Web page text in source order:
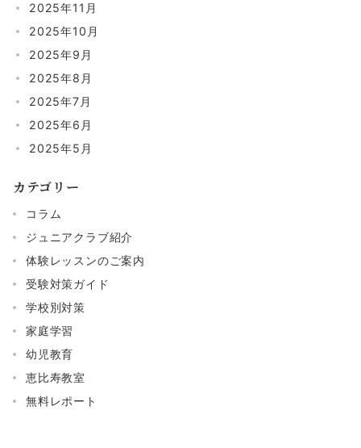
2025年11月
2025年10月
2025年9月
2025年8月
2025年7月
2025年6月
2025年5月
カテゴリー
コラム
ジュニアクラブ紹介
体験レッスンのご案内
受験対策ガイド
学校別対策
家庭学習
幼児教育
恵比寿教室
無料レポート